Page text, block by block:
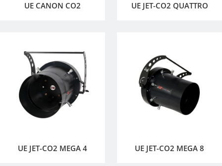
UE CANON CO2 UE JET-CO2 QUATTRO
UE JET-CO2 MEGA 4 UE JET-CO2 MEGA 8